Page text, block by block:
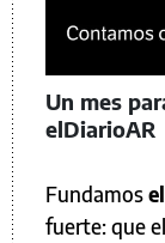
Un mes
elDiarioAR
Fundamos
fuerte: que